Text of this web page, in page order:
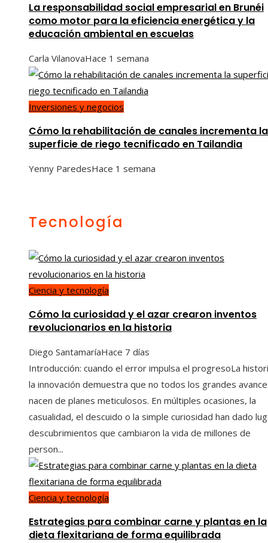
La responsabilidad social empresarial en Brunéi
como motor para la eficiencia energética y la
educación ambiental en escuelas
Carla VilanovaHace 1 semana
Inversiones y negocios
Cómo la rehabilitación de canales incrementa la
superficie de riego tecnificado en Tailandia
Yenny ParedesHace 1 semana
Tecnología
Ciencia y tecnología
Cómo la curiosidad y el azar crearon inventos
revolucionarios en la historia
Diego SantamaríaHace 7 días
Introducción: cuando el error impulsa el progresoLa
la innovación demuestra que no todos los grandes
nacen de planes meticulosos. En múltiples ocasiones, la
casualidad, el descuido o la simple curiosidad han dado
descubrimientos que cambiaron la vida de millones de
person...
Ciencia y tecnología
Estrategias para combinar carne y plantas en la
dieta flexitariana de forma equilibrada